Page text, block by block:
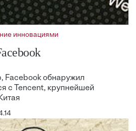
инновациями
Facebook обнаружил
с Tencent, крупнейшей